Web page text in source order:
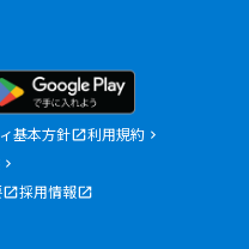
基本方針
利用規約
採用情報